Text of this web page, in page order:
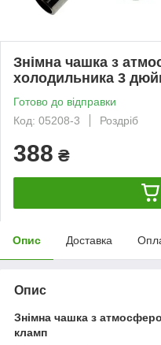
Знімна чашка з
холодильника 3
Готово до відправки
Код: 05208-3
Роздріб
388 ₴
Опис Доставка
Опис
Знімна чашка з
кламп